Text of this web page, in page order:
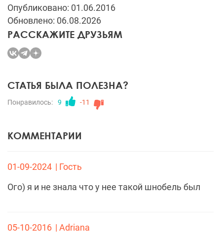
Опубликовано: 01.06.2016
Обновлено: 06.08.2026
РАССКАЖИТЕ ДРУЗЬЯМ
СТАТЬЯ БЫЛА ПОЛЕЗНА?
Понравилось: 9 -11
КОММЕНТАРИИ
01-09-2024 | Гость
Ого) я и не знала что у нее такой шнобель был
05-10-2016 | Adriana